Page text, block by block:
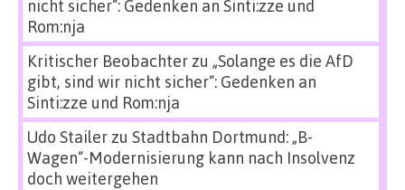
nicht sicher“: Gedenken an Sinti:zze und
Rom:nja
Kritischer Beobachterzu „Solange es die AfD
gibt, sind wir nicht sicher“: Gedenken an
Sinti:zze und Rom:nja
Udo Stailerzu Stadtbahn Dortmund: „B-
Wagen“-Modernisierung kann nach Insolvenz
doch weitergehen